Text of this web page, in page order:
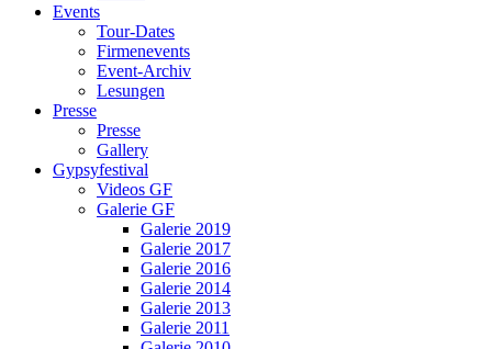
Events
Tour-Dates
Firmenevents
Event-Archiv
Lesungen
Presse
Presse
Gallery
Gypsyfestival
Videos GF
Galerie GF
Galerie 2019
Galerie 2017
Galerie 2016
Galerie 2014
Galerie 2013
Galerie 2011